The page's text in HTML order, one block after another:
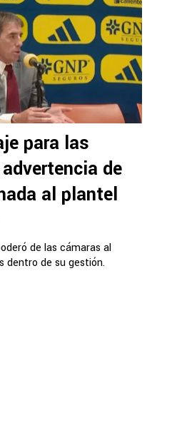
para las
de
al plantel
de las cámaras al
dentro de su gestión.